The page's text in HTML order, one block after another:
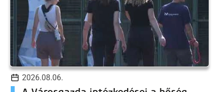
2026.08.06.